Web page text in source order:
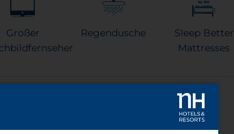
Großer
Regendusche
Sleep Better
Mattresses